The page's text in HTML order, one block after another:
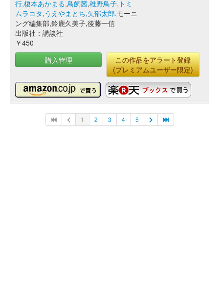
行,榎本あかまる,鳥飼茜,稚野鳥子, トミ
ムラコタ,うえやまとち,矢部太郎,モーニ
ング編集部,鈴鹿久美子,後藤一信
出版社：講談社
￥450
購入管理
この作品をアラート登録
(プレミアムユーザー限定)
1 2 3 4 5